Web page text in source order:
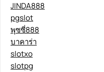
JINDA888
pgslot
พุซซี่888
บาคาร่า
slotxo
slotpg